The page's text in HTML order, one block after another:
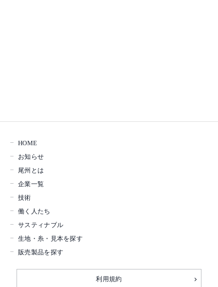
HOME
お知らせ
尾州とは
企業一覧
技術
働く人たち
サスティナブル
生地・糸・見本を探す
販売製品を探す
利用規約